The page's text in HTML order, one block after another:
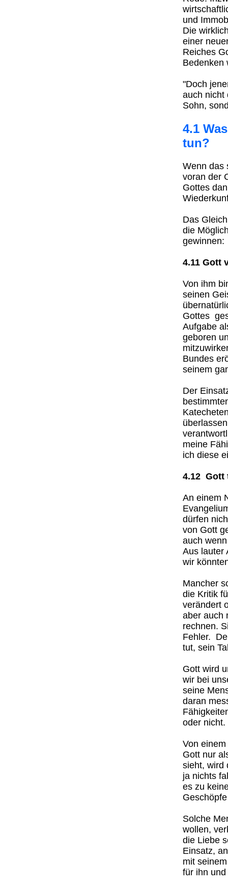
und
Die
einer
Reiches
Bedenken
"Doch
auch nicht
Sohn,
4.1
tun?
Wenn das
voran der
Gottes
Das
die
gewinnen:
4.11 Gott
Von ihm
seinen
Gottes
Aufgabe
geboren
Bundes
seinem
Der
meine
ich diese
4.12 Gott
An einem
dürfen
von Gott
auch
Aus lauter
wir
Mancher
die Kritik
verändert
aber auch
rechnen.
Fehler.
tut, sein
Gott wird
wir bei
seine
daran
oder nicht.
Von
Gott nur
sieht, wird
ja nichts
es zu
Solche
wollen,
die Liebe
Einsatz,
mit
für ihn